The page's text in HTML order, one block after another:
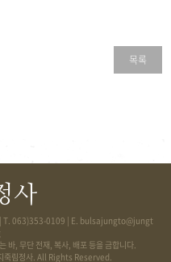
목록
사
T. 063)353-0109 | E. bulsajungto@jungt
바, 무단 전재, 복사, 배포 등을 금합니다.
림정사. All Rights Reserved.